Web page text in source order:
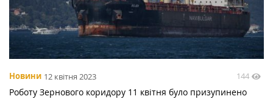
Новини 12 квітня 2023 144
Роботу Зернового коридору 11 квітня було призупинено